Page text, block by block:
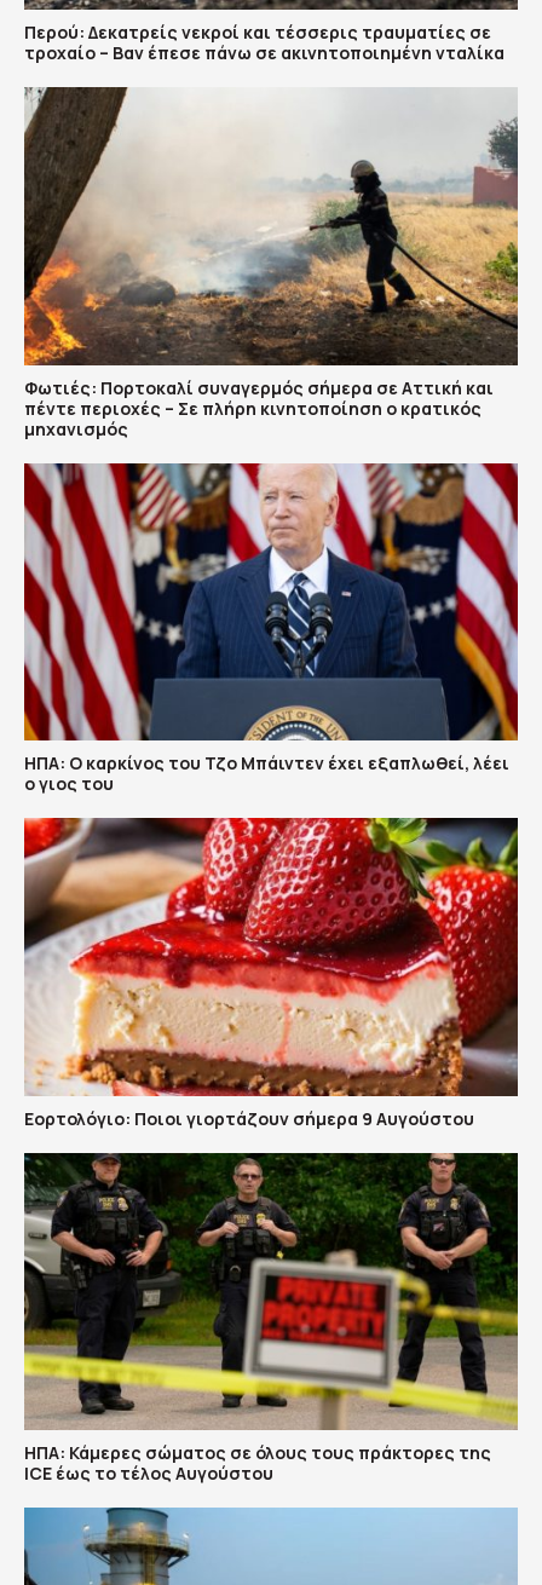
Περού: Δεκατρείς νεκροί και τέσσερις τραυματίες σε
τροχαίο – Βαν έπεσε πάνω σε ακινητοποιημένη νταλίκα
Φωτιές: Πορτοκαλί συναγερμός σήμερα σε Αττική και
πέντε περιοχές – Σε πλήρη κινητοποίηση ο κρατικός
μηχανισμός
ΗΠΑ: Ο καρκίνος του Τζο Μπάιντεν έχει εξαπλωθεί, λέει
ο γιος του
Εορτολόγιο: Ποιοι γιορτάζουν σήμερα 9 Αυγούστου
ΗΠΑ: Κάμερες σώματος σε όλους τους πράκτορες της
ICE έως το τέλος Αυγούστου